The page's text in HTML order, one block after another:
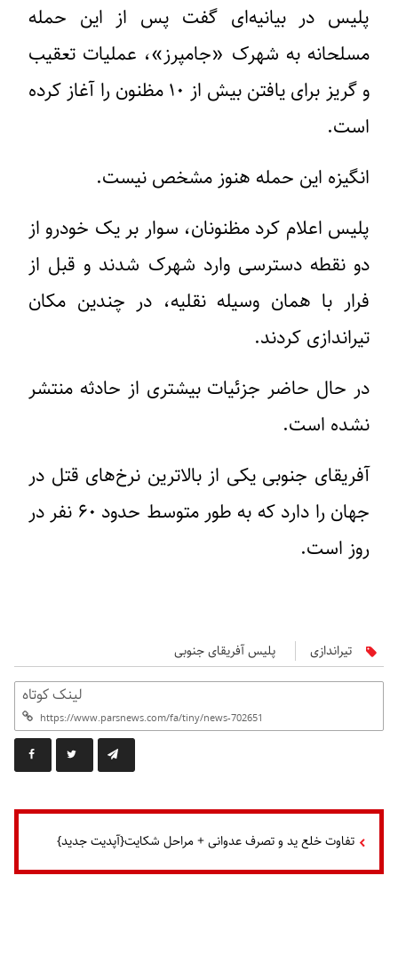
پلیس در بیانیه‌ای گفت پس از این حمله
مسلحانه به شهرک «جامپرز»، عملیات تعقیب
و گریز برای یافتن بیش از ۱۰ مظنون را آغاز کرده
است.
انگیزه این حمله هنوز مشخص نیست.
پلیس اعلام کرد مظنونان، سوار بر یک خودرو از
دو نقطه دسترسی وارد شهرک شدند و قبل از
فرار با همان وسیله نقلیه، در چندین مکان
تیراندازی کردند.
در حال حاضر جزئیات بیشتری از حادثه منتشر
نشده است.
آفریقای جنوبی یکی از بالاترین نرخ‌های قتل در
جهان را دارد که به طور متوسط ​​حدود ۶۰ نفر در
روز است.
تیراندازی پلیس آفریقای جنوبی
لینک کوتاه
تفاوت خلع ید و تصرف عدوانی + مراحل شکایت{آپدیت جدید}